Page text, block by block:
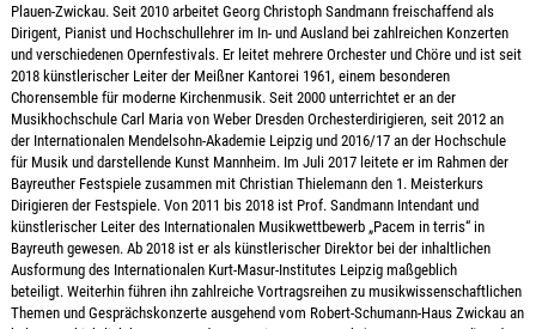
Plauen-Zwickau. Seit 2010 arbeitet Georg Christoph Sandmann freischaffend als
Dirigent, Pianist und Hochschullehrer im In- und Ausland bei zahlreichen Konzerten
und verschiedenen Opernfestivals. Er leitet mehrere Orchester und Chöre und ist seit
2018 künstlerischer Leiter der Meißner Kantorei 1961, einem besonderen
Chorensemble für moderne Kirchenmusik. Seit 2000 unterrichtet er an der
Musikhochschule Carl Maria von Weber Dresden Orchesterdirigieren, seit 2012 an
der Internationalen Mendelsohn-Akademie Leipzig und 2016/17 an der Hochschule
für Musik und darstellende Kunst Mannheim. Im Juli 2017 leitete er im Rahmen der
Bayreuther Festspiele zusammen mit Christian Thielemann den 1. Meisterkurs
Dirigieren der Festspiele. Von 2011 bis 2018 ist Prof. Sandmann Intendant und
künstlerischer Leiter des Internationalen Musikwettbewerb „Pacem in terris“ in
Bayreuth gewesen. Ab 2018 ist er als künstlerischer Direktor bei der inhaltlichen
Ausformung des Internationalen Kurt-Masur-Institutes Leipzig maßgeblich
beteiligt. Weiterhin führen ihn zahlreiche Vortragsreihen zu musikwissenschaftlichen
Themen und Gesprächskonzerte ausgehend vom Robert-Schumann-Haus Zwickau an